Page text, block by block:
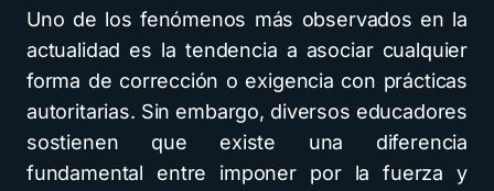
Uno de los fenómenos más observados en la
actualidad es la tendencia a asociar cualquier
forma de corrección o exigencia con prácticas
autoritarias. Sin embargo, diversos educadores
sostienen que existe una diferencia
fundamental entre imponer por la fuerza y